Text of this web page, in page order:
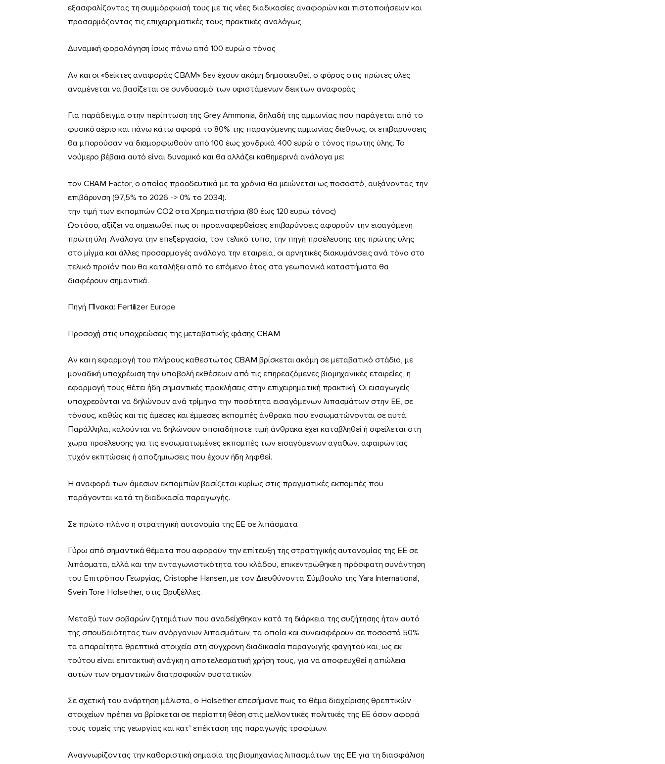
εξασφαλίζοντας τη συµµόρφωσή τους µε τις νέες διαδικασίες αναφορών και πιστοποιήσεων και
προσαρµόζοντας τις επιχειρηµατικές τους πρακτικές αναλόγως.
Δυναμική φορολόγηση ίσως πάνω από 100 ευρώ ο τόνος
Αν και οι «δείκτες αναφοράς CBAM» δεν έχουν ακόμη δημοσιευθεί, o φόρος στις πρώτες ύλες
αναμένεται να βασίζεται σε συνδυασμό των υφιστάμενων δεικτών αναφοράς.
Για παράδειγμα στην περίπτωση της Grey Ammonia, δηλαδή της αμμωνίας που παράγεται από το
φυσικό αέριο και πάνω κάτω αφορά το 80% της παραγόμενης αμμωνίας διεθνώς, οι επιβαρύνσεις
θα μπορούσαν να διαμορφωθούν από 100 έως χονδρικά 400 ευρώ ο τόνος πρώτης ύλης. Το
νούμερο βέβαια αυτό είναι δυναμικό και θα αλλάζει καθημερινά ανάλογα με:
τον CBAM Factor, ο οποίος προοδευτικά με τα χρόνια θα μειώνεται ως ποσοστό, αυξάνοντας την
επιβάρυνση (97,5% το 2026 -> 0% το 2034).
την τιμή των εκπομπών CO2 στα Χρηματιστήρια (80 έως 120 ευρώ τόνος)
Ωστόσο, αξίζει να σημειωθεί πως οι προαναφερθείσες επιβαρύνσεις αφορούν την εισαγόμενη
πρώτη ύλη. Ανάλογα την επεξεργασία, τον τελικό τύπο, την πηγή προέλευσης της πρώτης ύλης
στο μίγμα και άλλες προσαρμογές ανάλογα την εταιρεία, οι αρνητικές διακυμάνσεις ανά τόνο στο
τελικό προϊόν που θα καταλήξει από το επόμενο έτος στα γεωπονικά καταστήματα θα
διαφέρουν σημαντικά.
Πηγή ΠΊνακα: Fertilizer Europe
Προσοχή στις υποχρεώσεις της µεταβατικής φάσης CBAM
Αν και η εφαρµογή του πλήρους καθεστώτος CBAM βρίσκεται ακόµη σε µεταβατικό στάδιο, µε
µοναδική υποχρέωση την υποβολή εκθέσεων από τις επηρεαζόµενες βιοµηχανικές εταιρείες, η
εφαρµογή τους θέτει ήδη σηµαντικές προκλήσεις στην επιχειρηµατική πρακτική. Οι εισαγωγείς
υποχρεούνται να δηλώνουν ανά τρίµηνο την ποσότητα εισαγόµενων λιπασµάτων στην ΕΕ, σε
τόνους, καθώς και τις άµεσες και έµµεσες εκποµπές άνθρακα που ενσωµατώνονται σε αυτά.
Παράλληλα, καλούνται να δηλώνουν οποιαδήποτε τιµή άνθρακα έχει καταβληθεί ή οφείλεται στη
χώρα προέλευσης για τις ενσωµατωµένες εκποµπές των εισαγόµενων αγαθών, αφαιρώντας
τυχόν εκπτώσεις ή αποζηµιώσεις που έχουν ήδη ληφθεί.
Η αναφορά των άµεσων εκποµπών βασίζεται κυρίως στις πραγµατικές εκποµπές που
παράγονται κατά τη διαδικασία παραγωγής.
Σε πρώτο πλάνο η στρατηγική αυτονομία της ΕΕ σε λιπάσματα
Γύρω από σηµαντικά θέµατα που αφορούν την επίτευξη της στρατηγικής αυτονοµίας της ΕΕ σε
λιπάσµατα, αλλά και την ανταγωνιστικότητα του κλάδου, επικεντρώθηκε η πρόσφατη συνάντηση
του Επιτρόπου Γεωργίας, Cristophe Hansen, µε τον ∆ιευθύνοντα Σύµβουλο της Yara International,
Svein Tore Holsether, στις Βρυξέλλες.
Μεταξύ των σοβαρών ζητηµάτων που αναδείχθηκαν κατά τη διάρκεια της συζήτησης ήταν αυτό
της σπουδαιότητας των ανόργανων λιπασµάτων, τα οποία και συνεισφέρουν σε ποσοστό 50%
τα απαραίτητα θρεπτικά στοιχεία στη σύγχρονη διαδικασία παραγωγής φαγητού και, ως εκ
τούτου είναι επιτακτική ανάγκη η αποτελεσµατική χρήση τους, για να αποφευχθεί η απώλεια
αυτών των σηµαντικών διατροφικών συστατικών.
Σε σχετική του ανάρτηση µάλιστα, ο Holsether επεσήµανε πως το θέµα διαχείρισης θρεπτικών
στοιχείων πρέπει να βρίσκεται σε περίοπτη θέση στις µελλοντικές πολιτικές της ΕΕ όσον αφορά
τους τοµείς της γεωργίας και κατ’ επέκταση της παραγωγής τροφίµων.
Αναγνωρίζοντας την καθοριστική σηµασία της βιοµηχανίας λιπασµάτων της ΕΕ για τη διασφάλιση